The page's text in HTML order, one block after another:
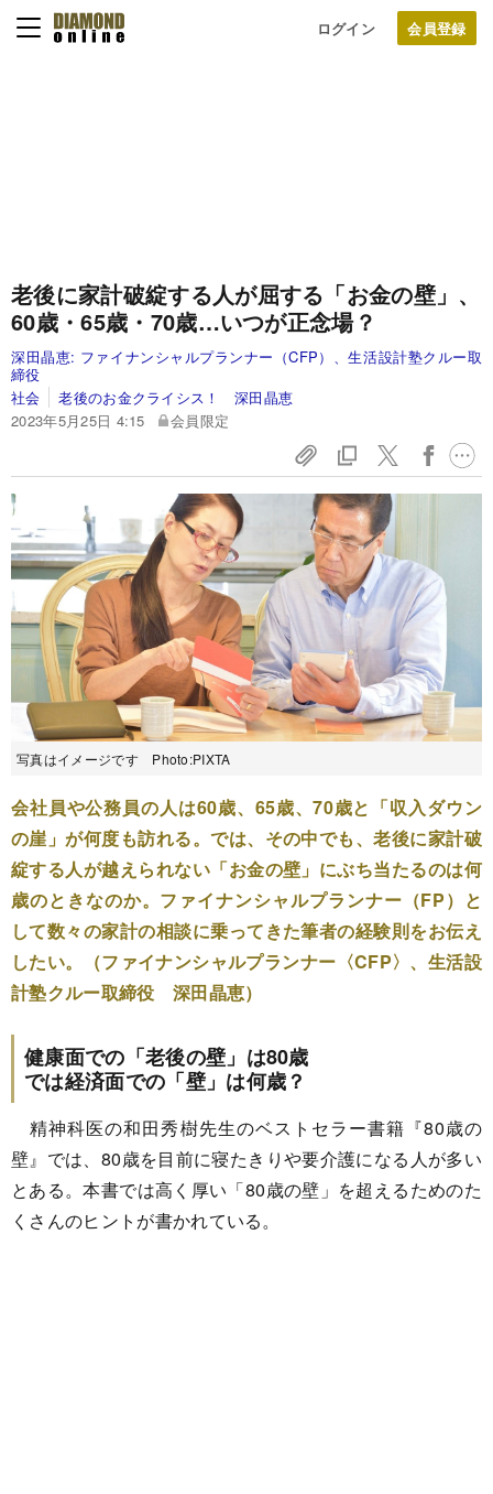
ログイン
老後に家計破綻する人が屈する「お金の壁」、
60歳・65歳・70歳…いつが正念場？
深田晶恵: ファイナンシャルプランナー（CFP）、生活設計塾クルー取
締役
社会
老後のお金クライシス！ 深田晶恵
2023年5月25日 4:15
会員限定
写真はイメージです Photo:PIXTA
会社員や公務員の人は60歳、65歳、70歳と「収入ダウン
の崖」が何度も訪れる。では、その中でも、老後に家計破
綻する人が越えられない「お金の壁」にぶち当たるのは何
歳のときなのか。ファイナンシャルプランナー（FP）と
して数々の家計の相談に乗ってきた筆者の経験則をお伝え
したい。（ファイナンシャルプランナー〈CFP〉、生活設
計塾クルー取締役 深田晶恵）
健康面での「老後の壁」は80歳
では経済面での「壁」は何歳？
精神科医の和田秀樹先生のベストセラー書籍『80歳の
壁』では、80歳を目前に寝たきりや要介護になる人が多い
とある。本書では高く厚い「80歳の壁」を超えるためのた
くさんのヒントが書かれている。